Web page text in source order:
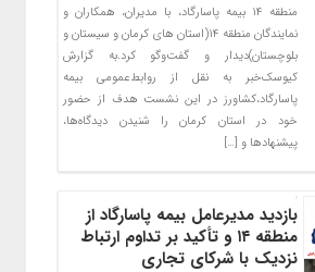
منطقه ۱۴ بیمه پاسارگاد، با مدیران، همکاران و
نمایندگان منطقه ۱۴(استان های کرمان و سیستان و
بلوچستان)دیدار و گفت‌وگو کرد.به گزارش
کیوسک‌خبر به نقل از روابط‌عمومی بیمه
پاسارگاد،کشاورز در این نشست هدف از حضور
خود در استان کرمان را شنیدن دیدگاه‌ها،
پیشنهادها و […]
بازدید مدیرعامل بیمه پاسارگاد از
منطقه ۱۴ و تأکید بر تداوم ارتباط
نزدیک با شرکای تجاری